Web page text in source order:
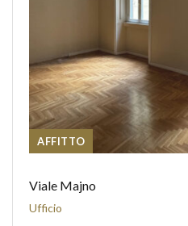
AFFITTO
Viale Majno
Ufficio